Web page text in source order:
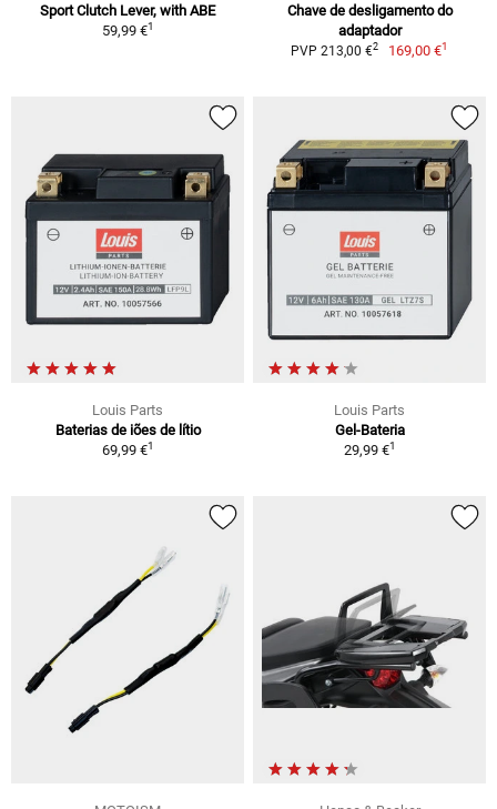
Sport Clutch Lever, with ABE
59,99 €1
Chave de desligamento do
adaptador
PVP 213,00 €2 169,00 €1
Louis Parts
Baterias de iões de lítio
69,99 €1
Louis Parts
Gel-Bateria
29,99 €1